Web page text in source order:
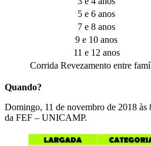
5 e 6 anos
7 e 8 anos
9 e 10 anos
11 e 12 anos
Corrida Revezamento entre
Quando?
Domingo, 11 de novembro de 2018 às
da FEF – UNICAMP.